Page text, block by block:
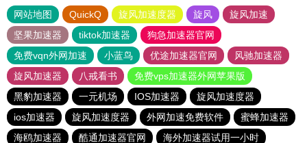
网站地图 QuickQ 旋风加速度器 旋风
旋风加速
坚果加速器
tiktok加速器
狗急加速器官网
免费vqn外网加速
小蓝鸟 优途加速器官网
风驰加速器
旋风加速器
八戒看书
免费vps加速器外网苹果版
黑豹加速器
一元机场 IOS加速器
旋风加速度器
ios加速器
旋风加速度器 外网加速免费软件
蜜蜂加速器
海鸥加速器
酷通加速器官网 海外加速器试用一小时